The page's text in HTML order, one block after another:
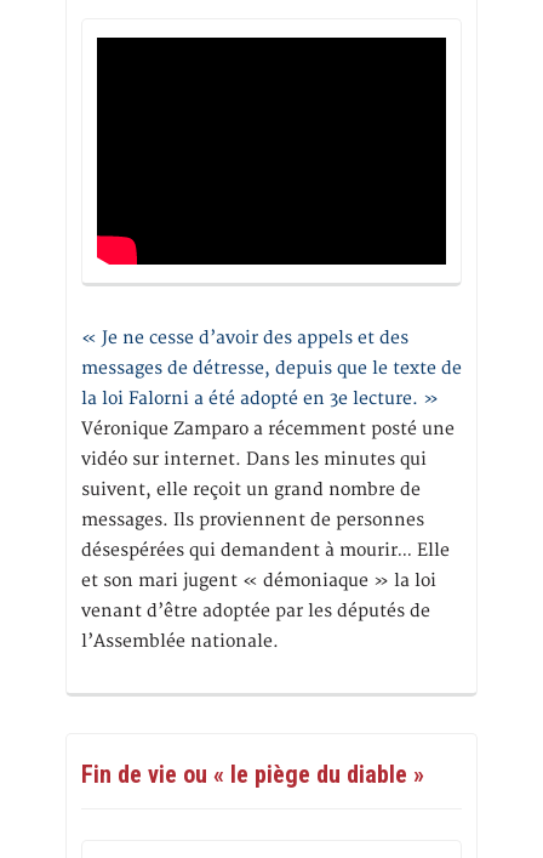
« Je ne cesse d’avoir des appels et des
messages de détresse, depuis que le texte de
la loi Falorni a été adopté en 3e lecture. »
Véronique Zamparo a récemment posté une
vidéo sur internet. Dans les minutes qui
suivent, elle reçoit un grand nombre de
messages. Ils proviennent de personnes
désespérées qui demandent à mourir… Elle
et son mari jugent « démoniaque » la loi
venant d’être adoptée par les députés de
l’Assemblée nationale.
Fin de vie ou « le piège du diable »